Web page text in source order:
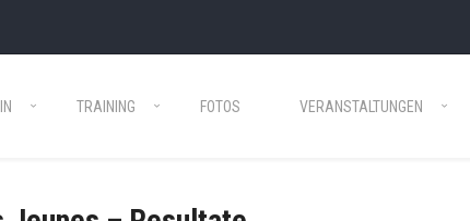
TRAINING FOTOS VERANSTALTUNGEN